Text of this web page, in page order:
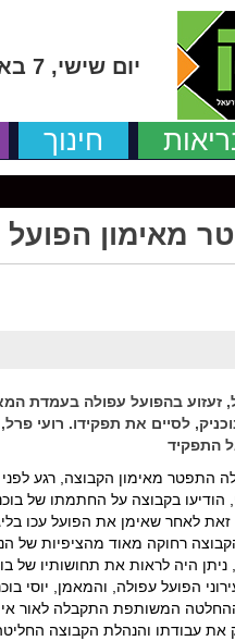
יום שישי, 7 באוגוסט 2026
חינוך
מאימון
זעזוע בהפועל עפולה בעמדת
לסיים את תפקידו. רועי
התפקיד
התפטר מאימון הקבוצה, רגע
בקבוצה על החתמתו של
זאת לאחר שאימן את הפועל עכו
רחוקה מאוד מהציפיות של
היה לראות את תחושותיו של
הפועל עפולה, והמאמן, יוסי
המשותפת התקבלה לאור
את עבודתו והנהלת הקבוצה